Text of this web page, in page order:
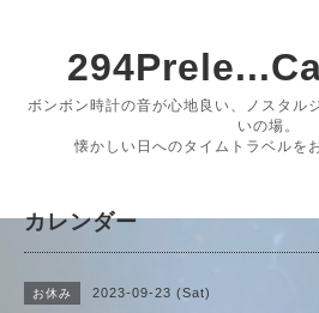
ボンボン時計の音が心地良い、ノスタル
いの場。
懐かしい日へのタイムトラベルを
カレンダー
お休み 2023-09-23 (Sat)